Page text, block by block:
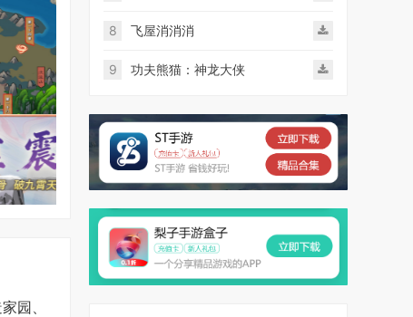
园、
8 飞屋消消消
9 功夫熊猫：神龙大侠